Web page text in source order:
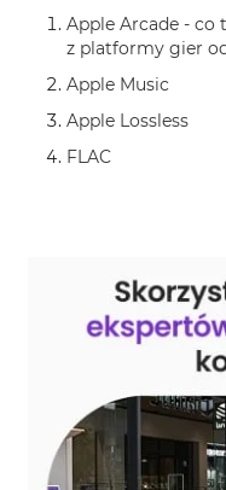
y
R
ó
ż
M
a
c
o
I
y
g
o
Apple Arcade - co
z platformy gier
Apple Music
Apple Lossless
FLAC